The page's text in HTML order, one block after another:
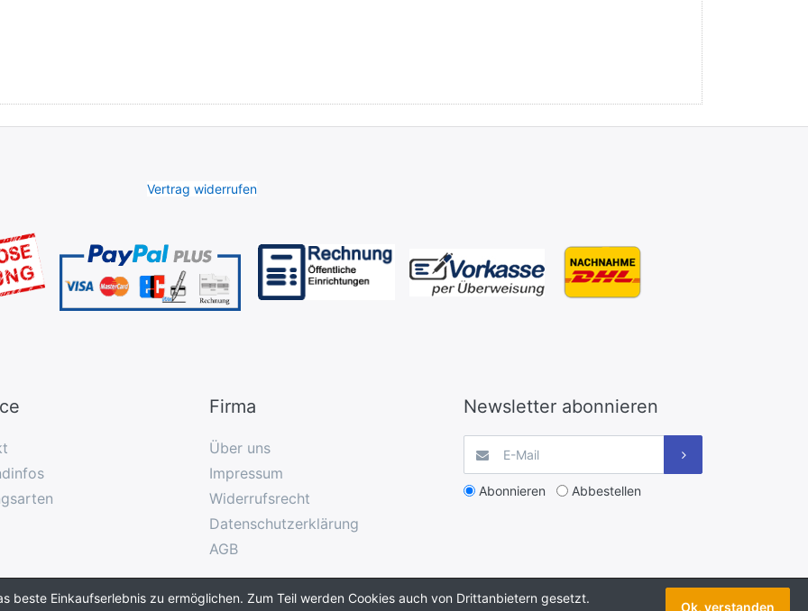
Vertrag widerrufen
Firma
Über uns
Impressum
Widerrufsrecht
Datenschutzerklärung
AGB
Newsletter abonnieren
Abonnieren Abbestellen
beste Einkaufserlebnis zu ermöglichen. Zum Teil werden Cookies auch von Drittanbietern gesetzt.
Ok, verstanden